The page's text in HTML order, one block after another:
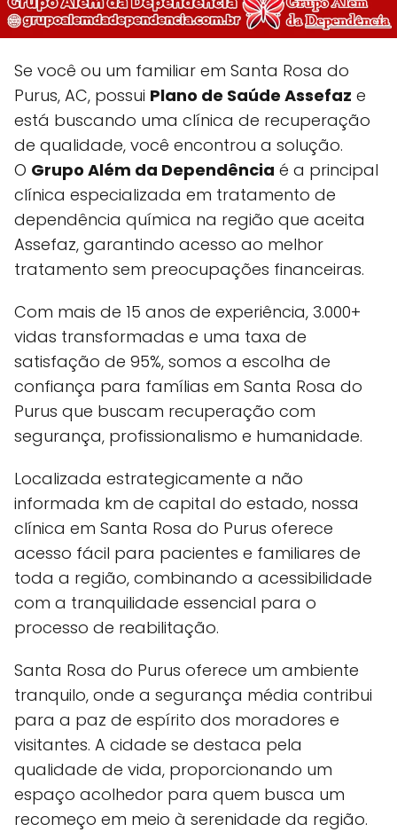
Se você ou um familiar em Santa Rosa do
Purus, AC, possui Plano de Saúde Assefaz e
está buscando uma clínica de recuperação
de qualidade, você encontrou a solução.
O Grupo Além da Dependência é a principal
clínica especializada em tratamento de
dependência química na região que aceita
Assefaz, garantindo acesso ao melhor
tratamento sem preocupações financeiras.
Com mais de 15 anos de experiência, 3.000+
vidas transformadas e uma taxa de
satisfação de 95%, somos a escolha de
confiança para famílias em Santa Rosa do
Purus que buscam recuperação com
segurança, profissionalismo e humanidade.
Localizada estrategicamente a não
informada km de capital do estado, nossa
clínica em Santa Rosa do Purus oferece
acesso fácil para pacientes e familiares de
toda a região, combinando a acessibilidade
com a tranquilidade essencial para o
processo de reabilitação.
Santa Rosa do Purus oferece um ambiente
tranquilo, onde a segurança média contribui
para a paz de espírito dos moradores e
visitantes. A cidade se destaca pela
qualidade de vida, proporcionando um
espaço acolhedor para quem busca um
recomeço em meio à serenidade da região.